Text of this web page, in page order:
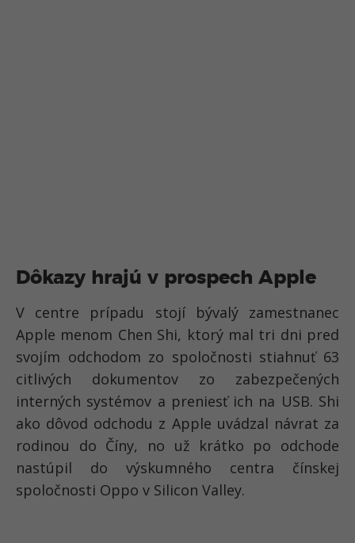
Dôkazy hrajú v prospech Apple
V centre prípadu stojí bývalý zamestnanec
Apple menom Chen Shi, ktorý mal tri dni pred
svojím odchodom zo spoločnosti stiahnuť 63
citlivých dokumentov zo zabezpečených
interných systémov a preniesť ich na USB. Shi
ako dôvod odchodu z Apple uvádzal návrat za
rodinou do Číny, no už krátko po odchode
nastúpil do výskumného centra čínskej
spoločnosti Oppo v Silicon Valley.